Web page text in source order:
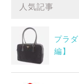
人気記事
プラ
編】